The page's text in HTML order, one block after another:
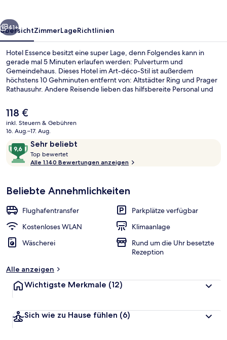
Weiter
41+
ÜbersichtZimmerLageRichtlinien
Hotel Essence besitzt eine super Lage, denn Folgendes kann in
gerade mal 5 Minuten erlaufen werden: Pulverturm und
Gemeindehaus. Dieses Hotel im Art-déco-Stil ist außerdem
höchstens 10 Gehminuten entfernt von: Altstädter Ring und Prager
Rathausuhr. Andere Reisende lieben das hilfsbereite Personal und
den öffentlichen Verkehrsmitteln entfernt: Bis zur U-Bahn sind es
wenige Schritte (Straßenbahnhaltestelle Jindřišská) bzw. 5 Minuten
(Metrostation Náměstí Republiky).
Der
aktuelle
Preis
118 €.
118 €
inkl. Steuern & Gebühren
16. Aug.–17. Aug.
Bewertungen
Sehr beliebt
9,6
von
10,
beliebt
Top bewertet
o
b
w
r
Alle 1.140 Bewertungen anzeigen
Beliebte Annehmlichkeiten
Flughafentransfer
Parkplätze verfügbar
Kostenloses WLAN
Klimaanlage
Wäscherei
Rund um die Uhr besetzte
Rezeption
Alle anzeigen
Wichtigste Merkmale (12)
Sich wie zu Hause fühlen (6)